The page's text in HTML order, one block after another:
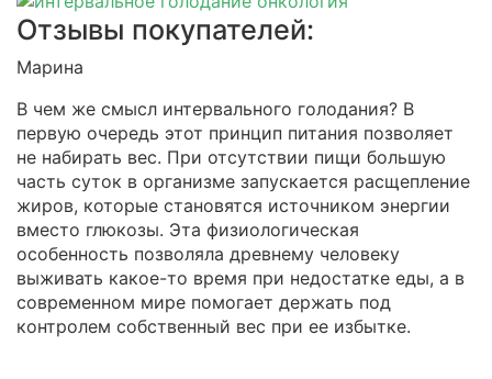
Отзывы покупателей:
Марина
В чем же смысл интервального голодания? В
первую очередь этот принцип питания позволяет
не набирать вес. При отсутствии пищи большую
часть суток в организме запускается расщепление
жиров, которые становятся источником энергии
вместо глюкозы. Эта физиологическая
особенность позволяла древнему человеку
выживать какое-то время при недостатке еды, а в
современном мире помогает держать под
контролем собственный вес при ее избытке.